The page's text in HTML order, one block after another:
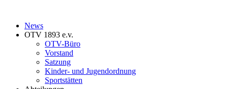
News
OTV 1893 e.v.
OTV-Büro
Vorstand
Satzung
Kinder- und Jugendordnung
Sportstätten